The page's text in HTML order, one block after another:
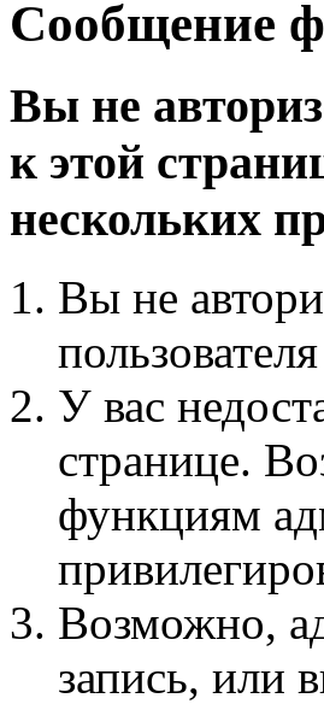
Сообщение
Вы не
к этой
нескольких
Вы не
У вас
странице.
функциям
Возможно,
запись, или